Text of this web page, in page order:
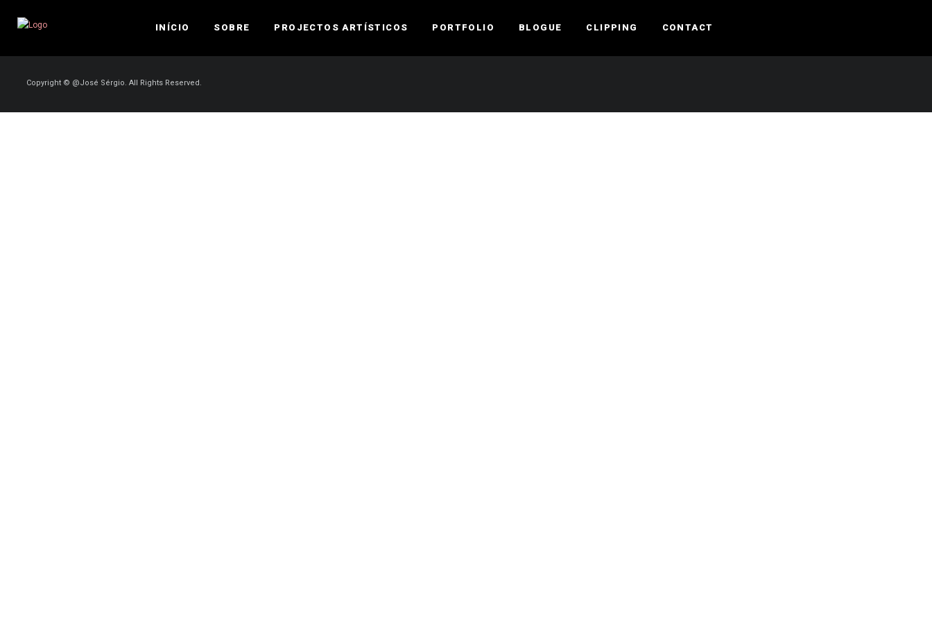
INÍCIO SOBRE PROJECTOS ARTÍSTICOS PORTFOLIO BLOGUE CLIPPING CONTACT
Copyright © @José Sérgio. All Rights Reserved.